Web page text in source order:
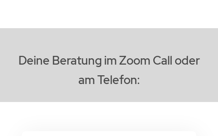
Deine Beratung im Zoom Call oder
am Telefon: